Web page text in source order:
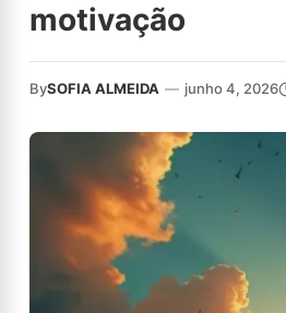
motivação
BySOFIA ALMEIDA — junho 4, 2026